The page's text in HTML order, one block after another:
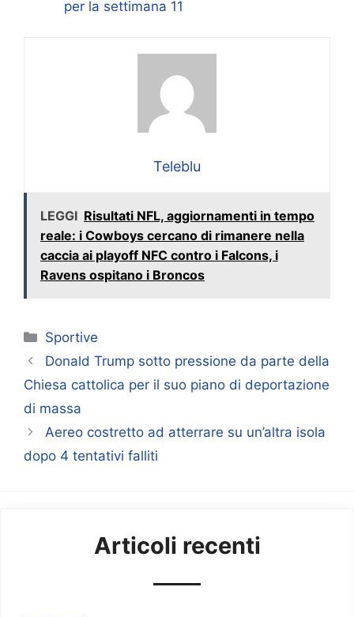
per la settimana 11
Teleblu
LEGGI Risultati NFL, aggiornamenti in tempo
reale: i Cowboys cercano di rimanere nella
caccia ai playoff NFC contro i Falcons, i
Ravens ospitano i Broncos
Categorie
Sportive
Donald Trump sotto pressione da parte della
Chiesa cattolica per il suo piano di deportazione
di massa
Aereo costretto ad atterrare su un’altra isola
dopo 4 tentativi falliti
Articoli recenti